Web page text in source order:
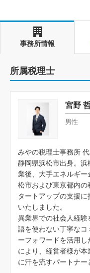
事務所情報
所属税理士
宮野
男性
みやの税理士事務所 代
静岡県浜松市出身。
業後、大手エネルギ
松市および東京都内
タートアップの支援
いたしました。
異業界での社会人経
語を使わない丁寧な
ーフォワードを活用
により、経営者様が
に汗を流すパートナー